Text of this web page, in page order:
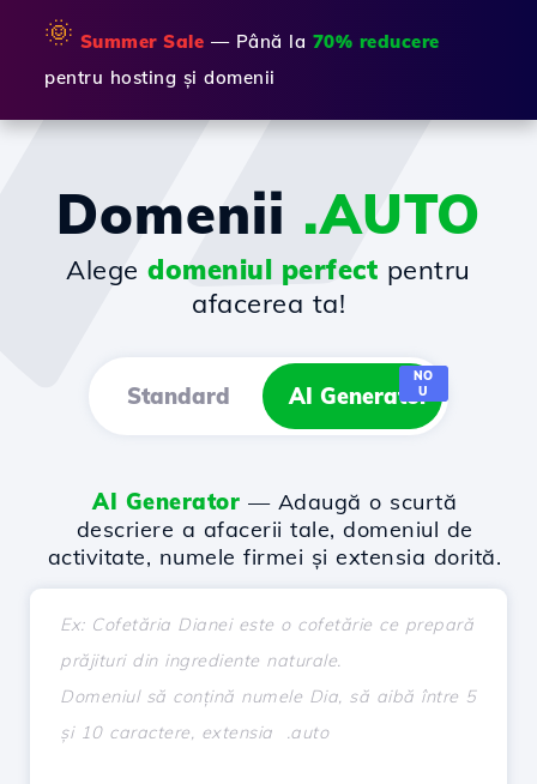
🌞 Summer Sale — Până la 70% reducere
pentru hosting și domenii
Domenii .AUTO
Alegedomeniul perfect pentru
afacerea ta!
Standard AI Generator
NO
U
AI Generator — Adaugă o scurtă
descriere a afacerii tale, domeniul de
activitate, numele firmei și extensia dorită.